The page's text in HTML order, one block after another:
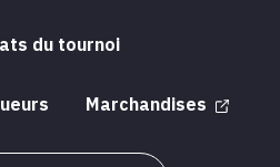
du tournoi
Marchandises